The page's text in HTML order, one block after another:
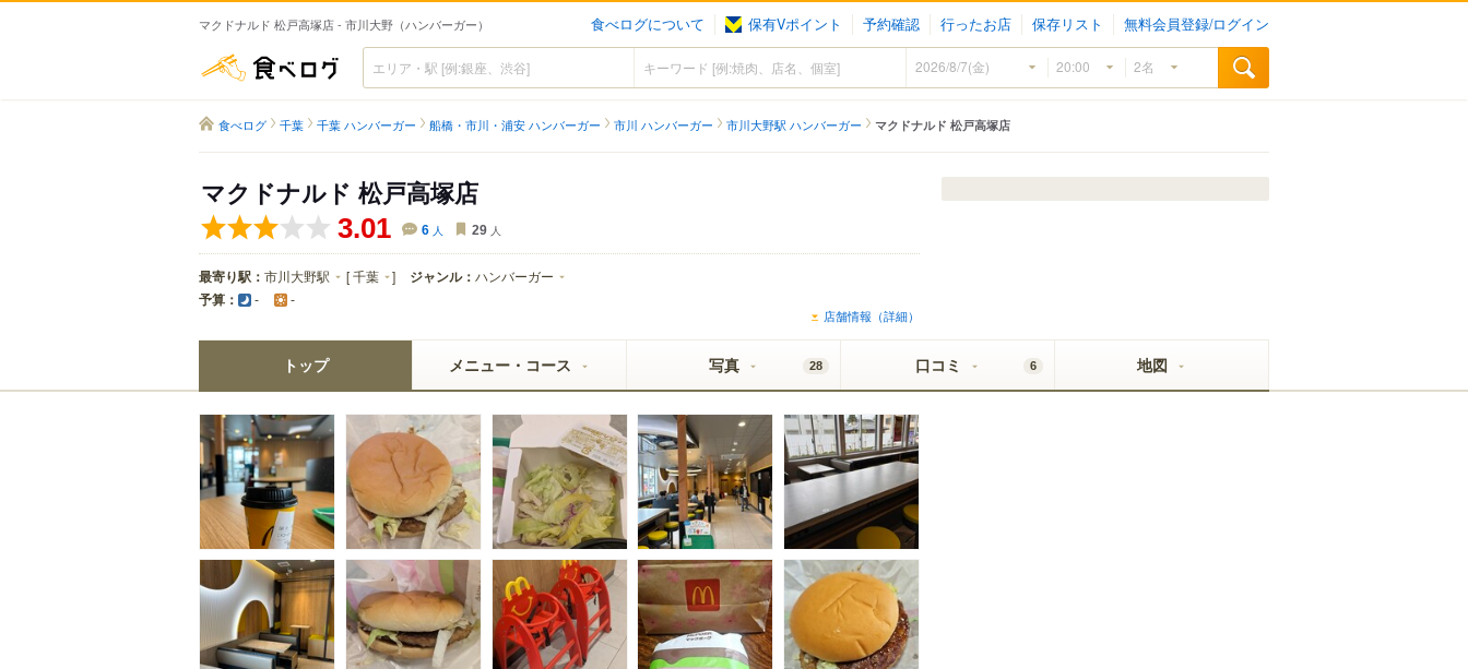
マクドナルド 松戸高塚店 - 市川大野（ハンバーガー） 食べログについて 保有Vポイント 予約確認 行ったお店 保存リスト 無料会員登録/ログイン
食べログ
食べログ 千葉 千葉 ハンバーガー 船橋・市川・浦安 ハンバーガー 市川 ハンバーガー 市川大野駅 ハンバーガー マクドナルド 松戸高塚店
マクドナルド 松戸高塚店
3.01 6 人 29 人
最寄り駅： 市川大野駅 [千葉 ] ジャンル： ハンバーガー
予算： - -
店舗情報（詳細）
トップ メニュー・コース 写真 28 口コミ 6 地図